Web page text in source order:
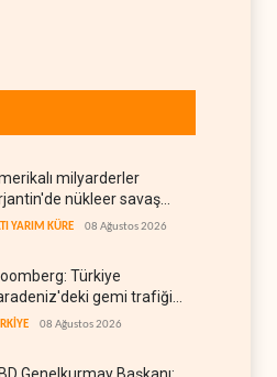
milyarderler
nükleer savaş
inşa ediyor
YARIM KÜRE 08 Ağustos 2026
Türkiye
gemi trafiğini
başladı
08 Ağustos 2026
Genelkurmay Başkanı: